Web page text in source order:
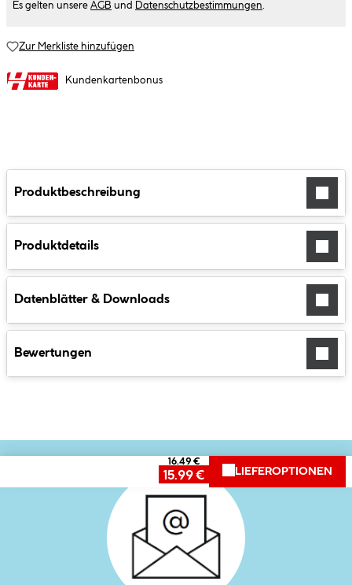
Es gelten unsere AGB und Datenschutzbestimmungen
Zur Merkliste hinzufügen
Kundenkartenbonus
Produktbeschreibung
Produktdetails
Datenblätter & Downloads
Bewertungen
16.49 €
15.99 € LIEFEROPTIONEN